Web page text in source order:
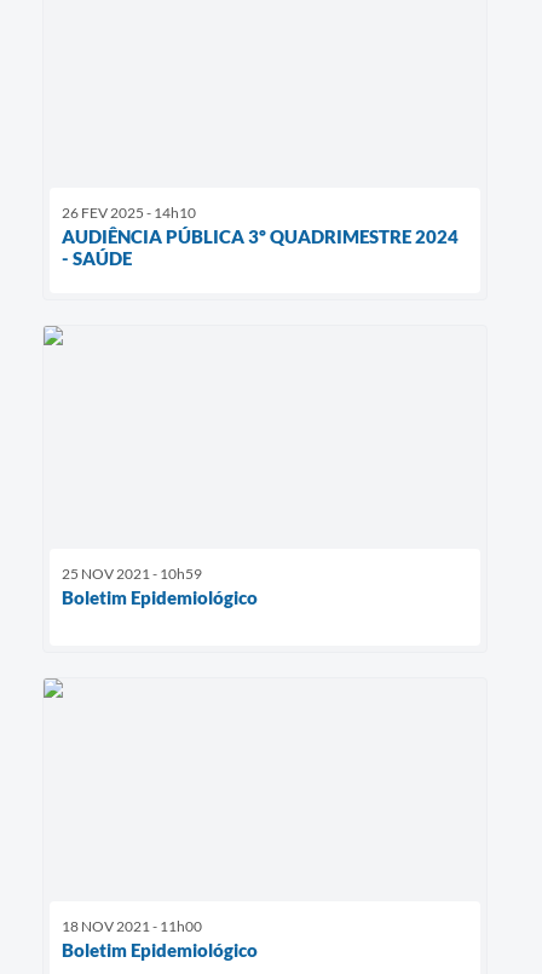
26 FEV 2025 - 14h10
AUDIÊNCIA PÚBLICA 3º QUADRIMESTRE 2024
- SAÚDE
25 NOV 2021 - 10h59
Boletim Epidemiológico
18 NOV 2021 - 11h00
Boletim Epidemiológico